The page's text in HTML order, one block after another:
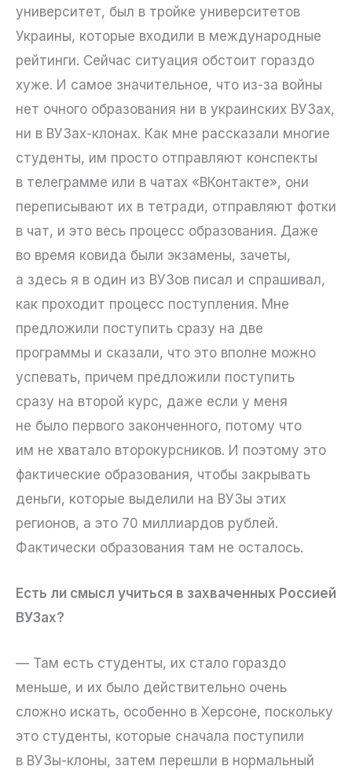
университет, был в тройке университетов
Украины, которые входили в международные
рейтинги. Сейчас ситуация обстоит гораздо
хуже. И самое значительное, что из-за войны
нет очного образования ни в украинских ВУЗах,
ни в ВУЗах-клонах. Как мне рассказали многие
студенты, им просто отправляют конспекты
в телеграмме или в чатах «ВКонтакте», они
переписывают их в тетради, отправляют фотки
в чат, и это весь процесс образования. Даже
во время ковида были экзамены, зачеты,
а здесь я в один из ВУЗов писал и спрашивал,
как проходит процесс поступления. Мне
предложили поступить сразу на две
программы и сказали, что это вполне можно
успевать, причем предложили поступить
сразу на второй курс, даже если у меня
не было первого законченного, потому что
им не хватало второкурсников. И поэтому это
фактические образования, чтобы закрывать
деньги, которые выделили на ВУЗы этих
регионов, а это 70 миллиардов рублей.
Фактически образования там не осталось.
Есть ли смысл учиться в захваченных Россией
ВУЗах?
— Там есть студенты, их стало гораздо
меньше, и их было действительно очень
сложно искать, особенно в Херсоне, поскольку
это студенты, которые сначала поступили
в ВУЗы-клоны, затем перешли в нормальный